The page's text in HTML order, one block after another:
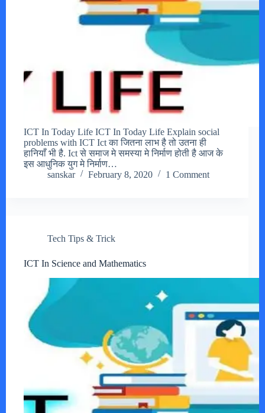
ICT In Today Life ICT In Today Life Explain social
problems with ICT Ict का जितना लाभ है तो उतना ही
हानियाँ भी है. Ict से समाज मे समस्या मे निर्माण होती है आज के
इस आधुनिक युग मे निर्माण…
sanskar
February 8, 2020 1 Comment
Tech Tips & Trick
ICT In Science and Mathematics